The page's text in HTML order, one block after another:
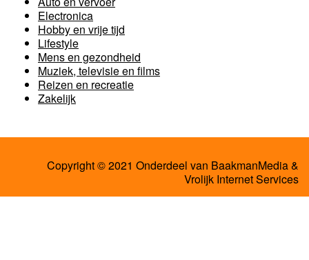
Electronica
Hobby en vrije tijd
Lifestyle
Mens en gezondheid
Muziek, televisie en films
Reizen en recreatie
Zakelijk
Copyright © 2021 Onderdeel van BaakmanMedia&
Vrolijk Internet Services